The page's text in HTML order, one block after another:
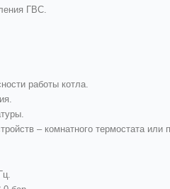
ГВС.
работы котла.
– комнатного термостата или